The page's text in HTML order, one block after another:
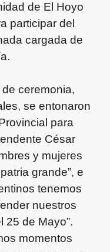
de El Hoyo
participar del
cargada de
ceremonia,
se entonaron
para
César
y mujeres
grande”, e
tenemos
nuestros
25 de Mayo”.
momentos